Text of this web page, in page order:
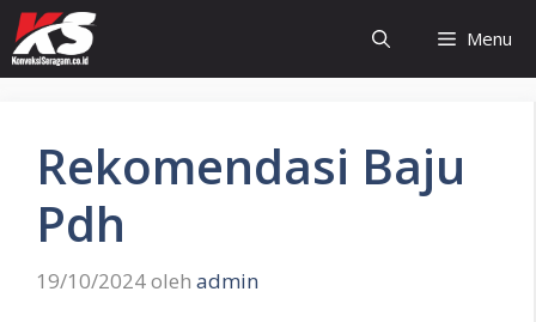
Langsung
ke
isi
Menu
Rekomendasi Baju
Pdh
19/10/2024oleh admin